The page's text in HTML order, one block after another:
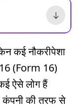
कई नौकरीपेशा
16 (Form 16)
ऐसे लोग हैं
कंपनी की तरफ से